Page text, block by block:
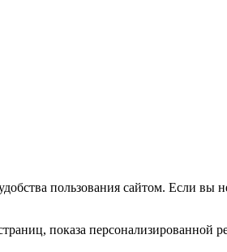
пользования сайтом. Если вы
показа